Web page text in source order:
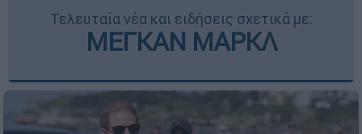
Τελευταία νέα και ειδήσεις σχετικά με:
ΜΕΓΚΑΝ ΜΑΡΚΛ